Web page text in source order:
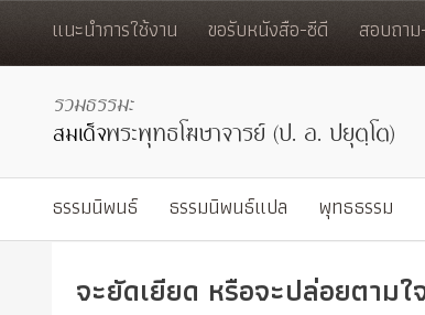
แนะนำการใช้งาน ขอรับหนังสือ-ซีดี สอบถา
ธรรมนิพนธ์ ธรรมนิพนธ์แปล พุทธธรรม
จะยัดเยียด หรือจะปล่อยตามใ